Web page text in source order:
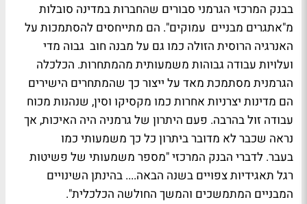
בבנק המרכזי הגרמני סבורים שהחברות במדינה סובלות
מ"אתגרים מבניים עמוקים". הם מתייחסים להסתמכות על
האנרגיה הרוסית הזולה כמו גם על מבנה חוב גבוה מדי
ועלויות עבודה גבוהות משמעותית מהמתחרות. הכלכלה
הגרמנית מסתמכת מאד על ייצור כך שהמתחרים הישירים
הם מדינות יצרניות אחרות כמו מקסיקו וסין, שנהנות מכוח
עבודה זול בהרבה. פעם היתרון של גרמניה היה האיכות, אך
נראה שכבר לא מדובר ביתרון כל כך משמעותי כמו
בעבר. לדברי הבנק המרכזי "מספר משמעותי של פשיטות
רגל תאגידיות צפויים בשנה הבאה.... בהינתן השינויים
המבניים המתמשכים והמשך החולשה הכלכלית".